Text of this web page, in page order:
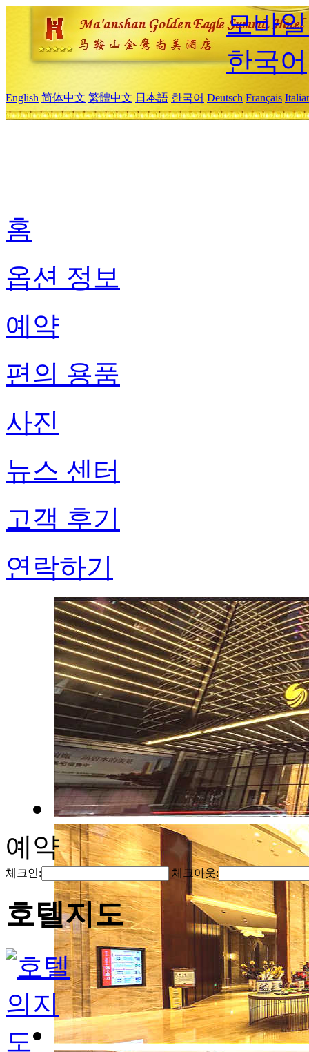
모바
한국어
English 简体中文 繁體中文 日本語 한국어 Deutsch Français
홈
옵션 정보
예약
편의 용품
사진
뉴스 센터
고객 후기
연락하기
예약
체크인: 체크아웃:
호텔지도